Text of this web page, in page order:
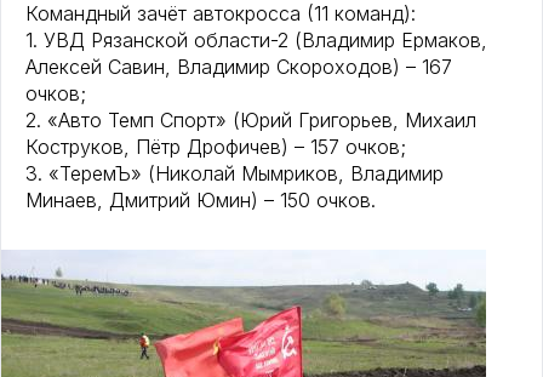
Командный зачёт автокросса (11 команд):
1. УВД Рязанской области-2 (Владимир Ермаков,
Алексей Савин, Владимир Скороходов) – 167
очков;
2. «Авто Темп Спорт» (Юрий Григорьев, Михаил
Коструков, Пётр Дрофичев) – 157 очков;
3. «ТеремЪ» (Николай Мымриков, Владимир
Минаев, Дмитрий Юмин) – 150 очков.